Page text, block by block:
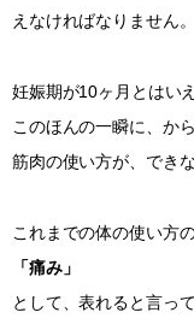
えなければなりません。
妊娠期が10ヶ月とはい
このほんの一瞬に、か
筋肉の使い方が、でき
これまでの体の使い方
「痛み」
として、表れると言っ